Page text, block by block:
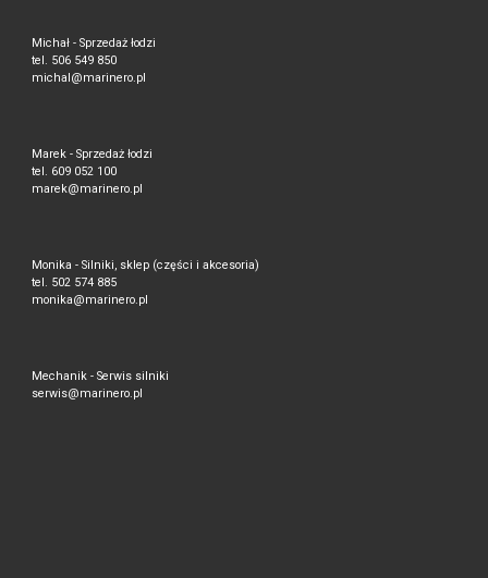
Michał - Sprzedaż łodzi
tel. 506 549 850
michal@marinero.pl
Marek - Sprzedaż łodzi
tel. 609 052 100
marek@marinero.pl
Monika - Silniki, sklep (części i akcesoria)
tel. 502 574 885
monika@marinero.pl
Mechanik - Serwis silniki
serwis@marinero.pl